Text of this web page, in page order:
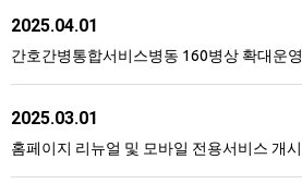
2025.04.01
간호간병통합서비스병동 160병상 확대운영
2025.03.01
홈페이지 리뉴얼 및 모바일 전용서비스 개시